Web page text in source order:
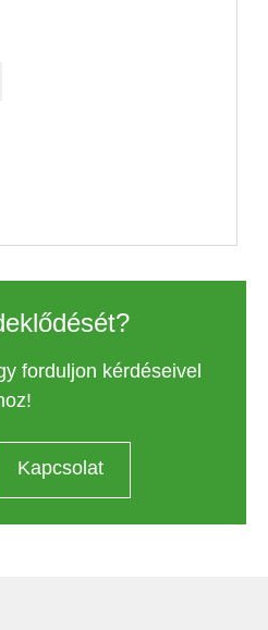
forduljon kérdéseivel
Kapcsolat